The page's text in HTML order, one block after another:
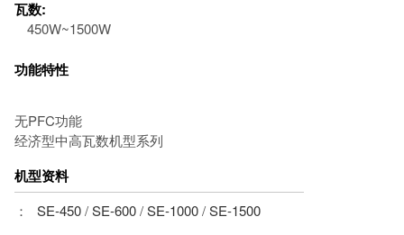
瓦数:
450W~1500W
功能特性
无PFC功能
经济型中高瓦数机型系列
机型资料
： SE-450/SE-600/SE-1000/SE-1500